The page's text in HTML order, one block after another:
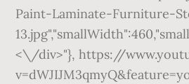
Paint-Laminate-Furniture-
<\/div>"}, https://